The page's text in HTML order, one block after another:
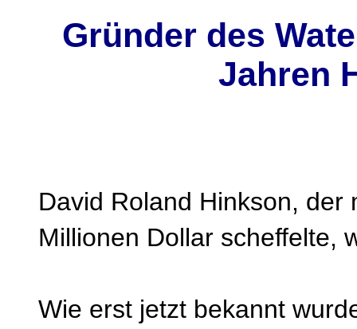
Gründer des
Jahren
David Roland Hinkson, der
Millionen Dollar scheffelte,
Wie erst jetzt bekannt